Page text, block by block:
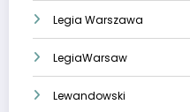
Legia Warszawa
LegiaWarsaw
Lewandowski